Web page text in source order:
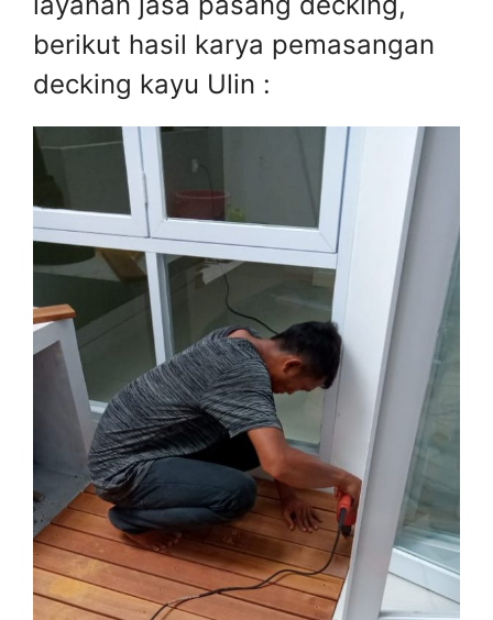
berikut hasil karya pemasangan
decking kayu Ulin :